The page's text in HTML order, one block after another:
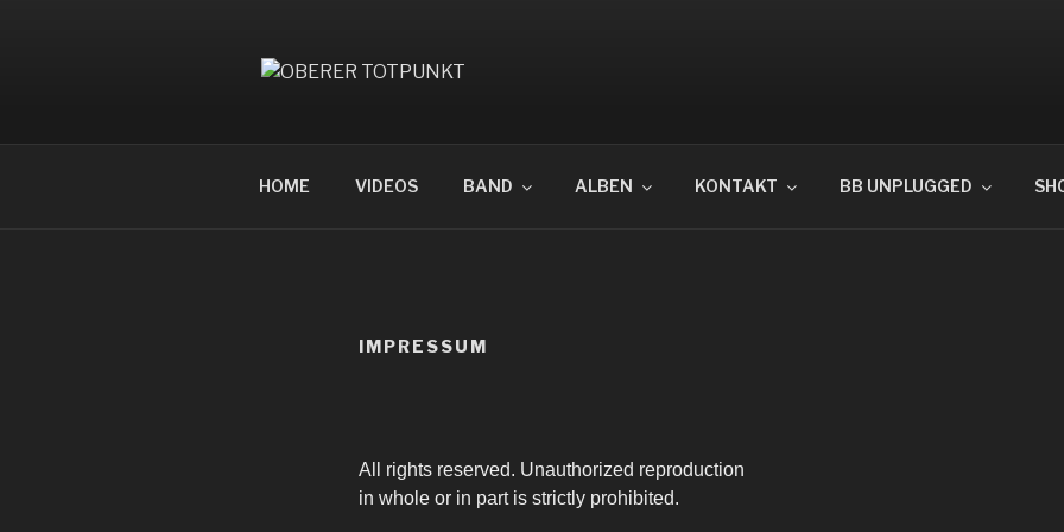
HOME VIDEOS BAND ALBEN KONTAKT BB UNPLUGGED
IMPRESSUM
All rights reserved. Unauthorized reproduction
in whole or in part is strictly prohibited.